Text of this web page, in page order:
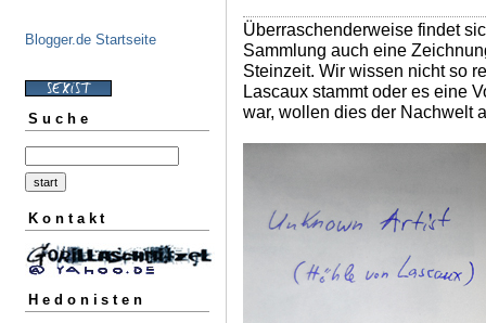
Blogger.de Startseite
Suche
Kontakt
Hedonisten
Überraschenderweise findet
Sammlung auch eine
Steinzeit. Wir wissen nicht so
Lascaux stammt oder es eine
war, wollen dies der Nachwelt